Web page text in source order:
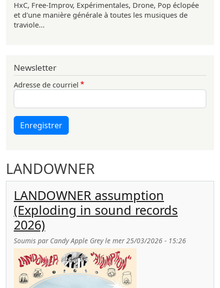
LANDOWNER
LANDOWNER assumption
(Exploding in sound records
2026)
Soumis par Candy Apple Greyle mer 25/03/2026 - 15:26
HxC, Free-Improv, Expérimentales, Drone, Pop éclopée
et d'une manière générale à toutes les musiques de
traviole...
Newsletter
Adresse de courriel
Enregistrer